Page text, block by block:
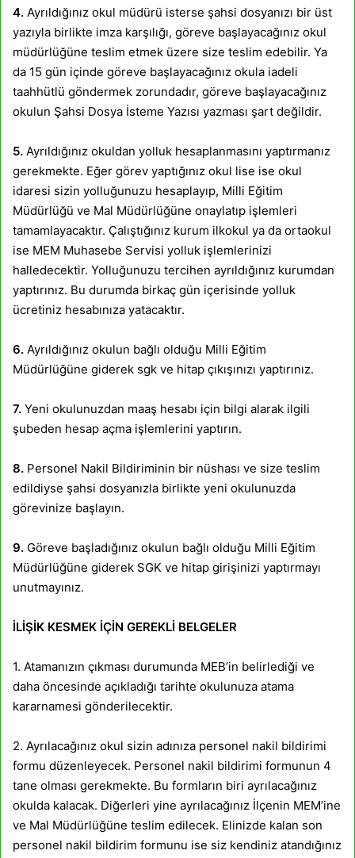
4. Ayrıldığınız okul müdürü isterse şahsi dosyanızı bir üst
yazıyla birlikte imza karşılığı, göreve başlayacağınız okul
müdürlüğüne teslim etmek üzere size teslim edebilir. Ya
da 15 gün içinde göreve başlayacağınız okula iadeli
taahhütlü göndermek zorundadır, göreve başlayacağınız
okulun Şahsi Dosya İsteme Yazısı yazması şart değildir.
5. Ayrıldığınız okuldan yolluk hesaplanmasını yaptırmanız
gerekmekte. Eğer görev yaptığınız okul lise ise okul
idaresi sizin yolluğunuzu hesaplayıp, Milli Eğitim
Müdürlüğü ve Mal Müdürlüğüne onaylatıp işlemleri
tamamlayacaktır. Çalıştığınız kurum ilkokul ya da ortaokul
ise MEM Muhasebe Servisi yolluk işlemlerinizi
halledecektir. Yolluğunuzu tercihen ayrıldığınız kurumdan
yaptırınız. Bu durumda birkaç gün içerisinde yolluk
ücretiniz hesabınıza yatacaktır.
6. Ayrıldığınız okulun bağlı olduğu Milli Eğitim
Müdürlüğüne giderek sgk ve hitap çıkışınızı yaptırınız.
7. Yeni okulunuzdan maaş hesabı için bilgi alarak ilgili
şubeden hesap açma işlemlerini yaptırın.
8. Personel Nakil Bildiriminin bir nüshası ve size teslim
edildiyse şahsi dosyanızla birlikte yeni okulunuzda
görevinize başlayın.
9. Göreve başladığınız okulun bağlı olduğu Milli Eğitim
Müdürlüğüne giderek SGK ve hitap girişinizi yaptırmayı
unutmayınız.
İLİŞİK KESMEK İÇİN GEREKLİ BELGELER
1. Atamanızın çıkması durumunda MEB’in belirlediği ve
daha öncesinde açıkladığı tarihte okulunuza atama
kararnamesi gönderilecektir.
2. Ayrılacağınız okul sizin adınıza personel nakil bildirimi
formu düzenleyecek. Personel nakil bildirimi formunun 4
tane olması gerekmekte. Bu formların biri ayrılacağınız
okulda kalacak. Diğerleri yine ayrılacağınız İlçenin MEM’ine
ve Mal Müdürlüğüne teslim edilecek. Elinizde kalan son
personel nakil bildirim formunu ise siz kendiniz atandığınız